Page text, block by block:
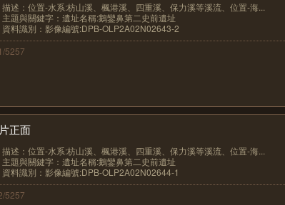
描述：位置-水系:枋山溪、楓港溪、四重溪、保力溪等溪流、位置-海...
主題與關鍵字：遺址名稱:鵝鑾鼻第二史前遺址
資料識別：影像編號:DPB-OLP2A02N02643-2
5257
正面
描述：位置-水系:枋山溪、楓港溪、四重溪、保力溪等溪流、位置-海...
主題與關鍵字：遺址名稱:鵝鑾鼻第二史前遺址
資料識別：影像編號:DPB-OLP2A02N02644-1
5257